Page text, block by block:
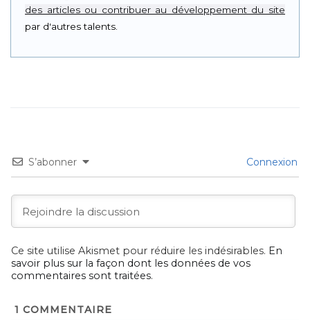
des articles ou contribuer au développement du site
par d'autres talents.
S’abonner Connexion
Ce site utilise Akismet pour réduire les indésirables. En
savoir plus sur la façon dont les données de vos
commentaires sont traitées.
1 COMMENTAIRE